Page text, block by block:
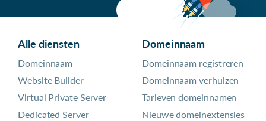
Alle diensten
Domeinnaam
Website Builder
Virtual Private Server
Dedicated Server
Domeinnaam
Domeinnaam registreren
Domeinnaam verhuizen
Tarieven domeinnamen
Nieuwe domeinextensies